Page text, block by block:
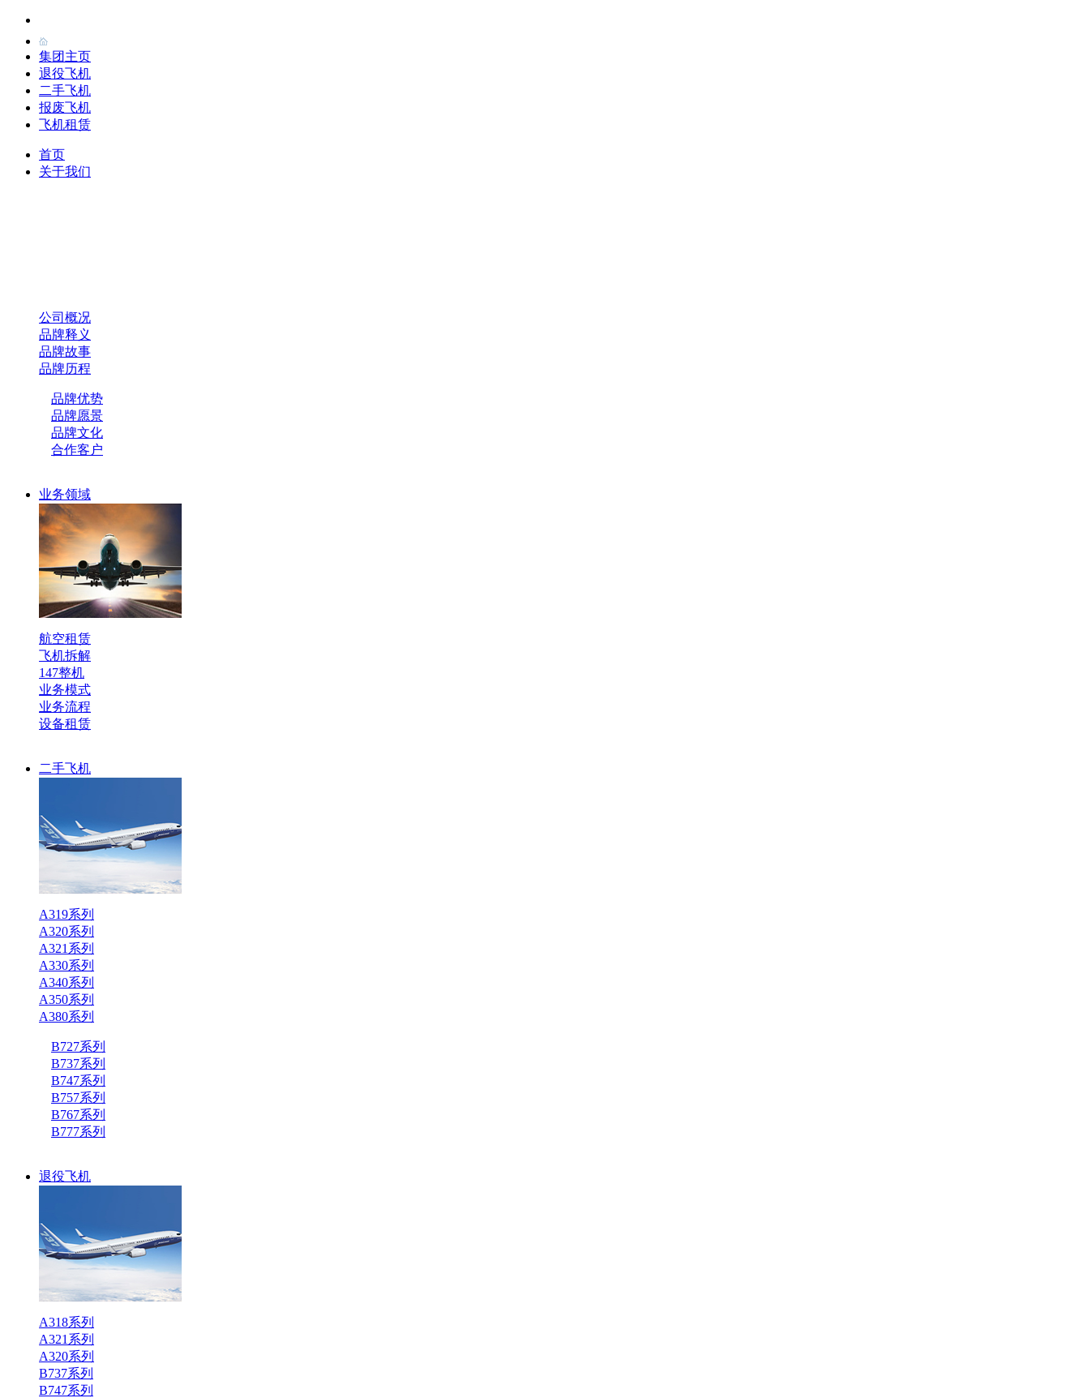
集团主页
退役飞机
二手飞机
报废飞机
飞机租赁
首页
关于我们
公司概况
品牌释义
品牌故事
品牌历程
品牌优势
品牌愿景
品牌文化
合作客户
业务领域
航空租赁
飞机拆解
147整机
业务模式
业务流程
设备租赁
二手飞机
A319系列
A320系列
A321系列
A330系列
A340系列
A350系列
A380系列
B727系列
B737系列
B747系列
B757系列
B767系列
B777系列
退役飞机
A318系列
A321系列
A320系列
B737系列
B747系列